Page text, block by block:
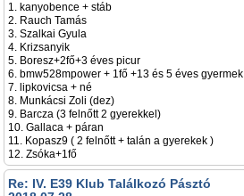
1. kanyobence + stáb
2. Rauch Tamás
3. Szalkai Gyula
4. Krizsanyik
5. Boresz+2fő+3 éves picur
6. bmw528mpower + 1fő +13 és 5 éves gyermek
7. lipkovicsa + né
8. Munkácsi Zoli (dez)
9. Barcza (3 felnőtt 2 gyerekkel)
10. Gallaca + páran
11. Kopasz9 ( 2 felnőtt + talán a gyerekek )
12. Zsóka+1fő
Re: IV. E39 Klub Találkozó Pásztó